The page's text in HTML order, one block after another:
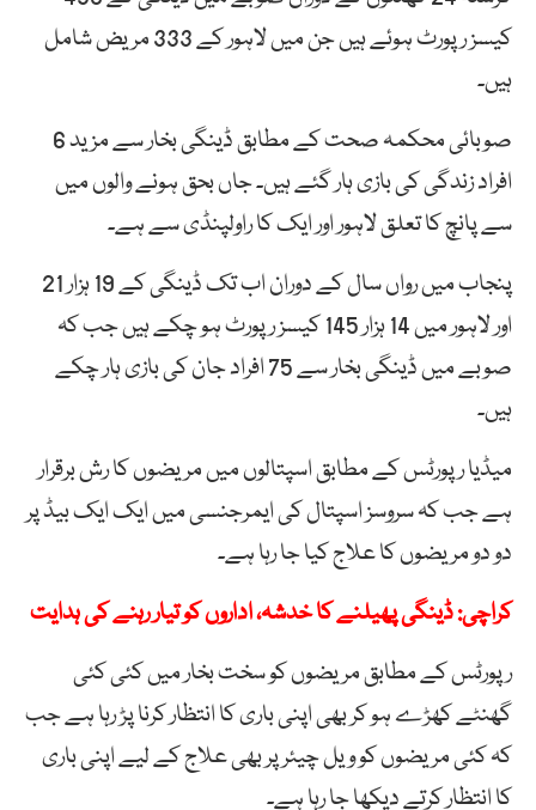
کیسز رپورٹ ہوئے ہیں جن میں لاہور کے 333 مریض شامل
ہیں۔
صوبائی محکمہ صحت کے مطابق ڈینگی بخار سے مزید 6
افراد زندگی کی بازی ہار گئے ہیں۔ جاں بحق ہونے والوں میں
سے پانچ کا تعلق لاہور اور ایک کا راولپنڈی سے ہے۔
پنجاب میں رواں سال کے دوران اب تک ڈینگی کے 19 ہزار 21
اور لاہور میں 14 ہزار 145 کیسز رپورٹ ہو چکے ہیں جب کہ
صوبے میں ڈینگی بخار سے 75 افراد جان کی بازی ہار چکے
ہیں۔
میڈیا رپورٹس کے مطابق اسپتالوں میں مریضوں کا رش برقرار
ہے جب کہ سروسز اسپتال کی ایمرجنسی میں ایک ایک بیڈ پر
دو دو مریضوں کا علاج کیا جا رہا ہے۔
کراچی: ڈینگی پھیلنے کا خدشہ، اداروں کو تیار رہنے کی ہدایت
رپورٹس کے مطابق مریضوں کو سخت بخار میں کئی کئی
گھنٹے کھڑے ہو کر بھی اپنی باری کا انتظار کرنا پڑ رہا ہے جب
کہ کئی مریضوں کو ویل چیئر پر بھی علاج کے لیے اپنی باری
کا انتظار کرتے دیکھا جا رہا ہے۔